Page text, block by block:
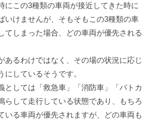
にこの3種類の車両が接近してきた時に
いけませんが、そもそもこの3種類の車
てしまった場合、どの車両が優先される
あるわけではなく、その場の状況に応じ
にしているそうです。
としては「救急車」「消防車」「パトカ
らして走行している状態であり、もちろ
いる車両が優先されますが、どの車両も